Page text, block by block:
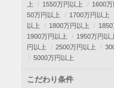
上
1550万円以上 1600
50万円以上
1700万円以上
以上
1800万円以上
1900万円以上
1950万円以
円以上
2500万円以上
5000万円以上
こだわり条件